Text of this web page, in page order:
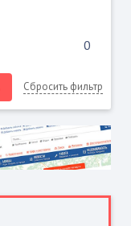
Сбросить фильтр